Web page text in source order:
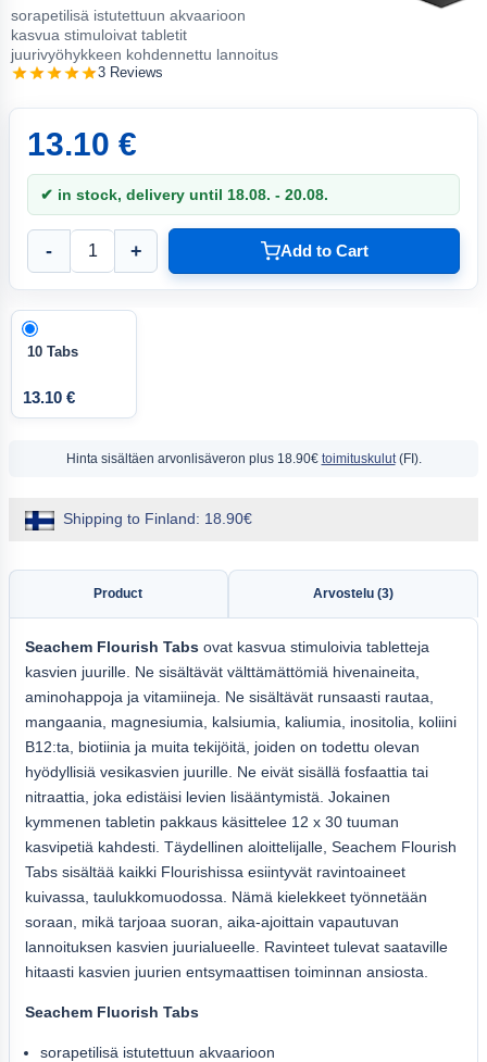
sorapetilisä istutettuun akvaarioon
kasvua stimuloivat tabletit
juurivyöhykkeen kohdennettu lannoitus
3 Reviews
13.10 €
✔ in stock, delivery until 18.08. - 20.08.
- + Add to Cart
10 Tabs
13.10 €
Hinta sisältäen arvonlisäveron plus 18.90€ toimituskulut(FI).
Shipping to Finland: 18.90€
Product Arvostelu (3)
Seachem Flourish Tabs ovat kasvua stimuloivia tabletteja
kasvien juurille. Ne sisältävät välttämättömiä hivenaineita,
aminohappoja ja vitamiineja. Ne sisältävät runsaasti rautaa,
mangaania, magnesiumia, kalsiumia, kaliumia, inositolia, koliini
B12:ta, biotiinia ja muita tekijöitä, joiden on todettu olevan
hyödyllisiä vesikasvien juurille. Ne eivät sisällä fosfaattia tai
nitraattia, joka edistäisi levien lisääntymistä. Jokainen
kymmenen tabletin pakkaus käsittelee 12 x 30 tuuman
kasvipetiä kahdesti. Täydellinen aloittelijalle, Seachem Flourish
Tabs sisältää kaikki Flourishissa esiintyvät ravintoaineet
kuivassa, taulukkomuodossa. Nämä kielekkeet työnnetään
soraan, mikä tarjoaa suoran, aika-ajoittain vapautuvan
lannoituksen kasvien juurialueelle. Ravinteet tulevat saataville
hitaasti kasvien juurien entsymaattisen toiminnan ansiosta.
Seachem Fluorish Tabs
sorapetilisä istutettuun akvaarioon